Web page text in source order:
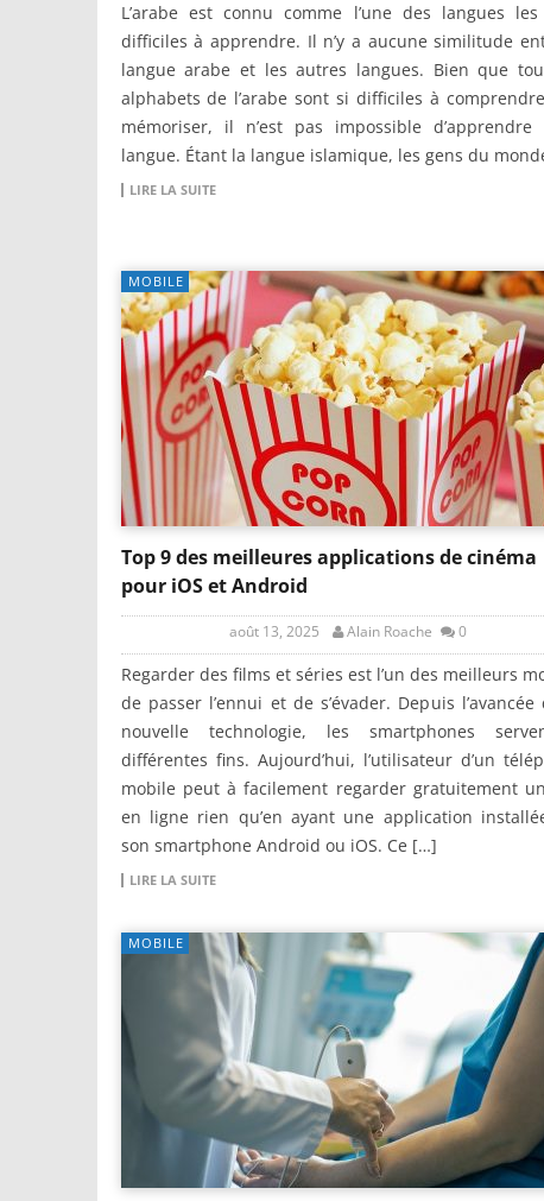
L’arabe est connu comme l’une des langues
difficiles à apprendre. Il n’y a aucune similitude
langue arabe et les autres langues. Bien que
alphabets de l’arabe sont si difficiles à
mémoriser, il n’est pas impossible d’apprendre
langue. Étant la langue islamique, les gens du
LIRE LA SUITE
MOBILE
Top 9 des meilleures applications de cinéma
pour iOS et Android
août 13, 2025 Alain Roache 0
Regarder des films et séries est l’un des meilleurs
de passer l’ennui et de s’évader. Depuis l’avancée
nouvelle technologie, les smartphones
différentes fins. Aujourd’hui, l’utilisateur d’un
mobile peut à facilement regarder gratuitement
en ligne rien qu’en ayant une application
son smartphone Android ou iOS. Ce […]
LIRE LA SUITE
MOBILE